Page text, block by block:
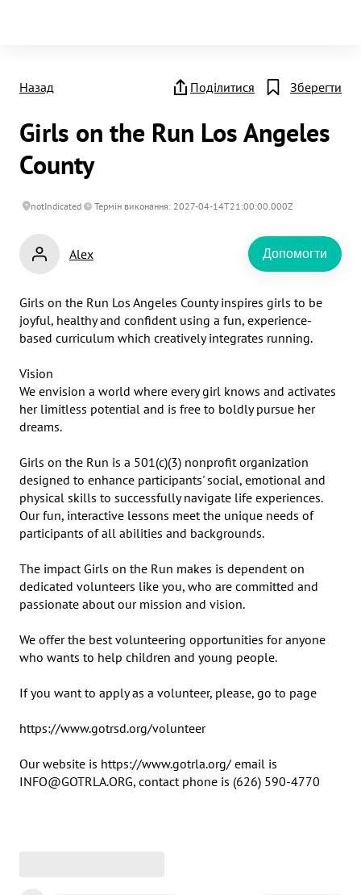
Назад Поділитися Зберегти
Girls on the Run Los Angeles
County
notIndicated Термін виконання: 2027-04-14T21:00:00.000Z
Alex Допомогти
Girls on the Run Los Angeles County inspires girls to be
joyful, healthy and confident using a fun, experience-
based curriculum which creatively integrates running.
Vision
We envision a world where every girl knows and activates
her limitless potential and is free to boldly pursue her
dreams.
Girls on the Run is a 501(c)(3) nonprofit organization
designed to enhance participants' social, emotional and
physical skills to successfully navigate life experiences.
Our fun, interactive lessons meet the unique needs of
participants of all abilities and backgrounds.
The impact Girls on the Run makes is dependent on
dedicated volunteers like you, who are committed and
passionate about our mission and vision.
We offer the best volunteering opportunities for anyone
who wants to help children and young people.
If you want to apply as a volunteer, please, go to page
https://www.gotrsd.org/volunteer
Our website is https://www.gotrla.org/ email is
INFO@GOTRLA.ORG, contact phone is (626) 590-4770